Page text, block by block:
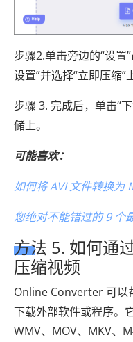
步骤2.单击旁边的“设置
设置”并选择“立即压缩”
步骤 3. 完成后，单击“
储上。
可能喜欢：
如何将 AVI 文件转换为
您绝对不能错过的 9 个
方法 5. 如何通
压缩视频
Online Converter 可以
下载外部软件或程序。
WMV、MOV、MKV、